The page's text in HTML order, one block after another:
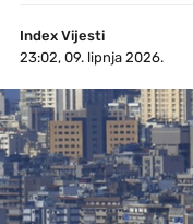
Index Vijesti
23:02, 09. lipnja 2026.